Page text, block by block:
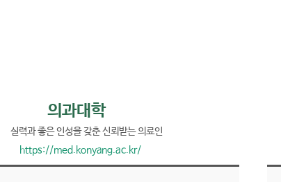
의과대학
실력과 좋은 인성을 갖춘 신뢰받는 의료인
https://med.konyang.ac.kr/